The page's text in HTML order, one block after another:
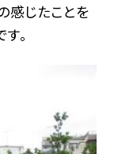
感じたことを
。